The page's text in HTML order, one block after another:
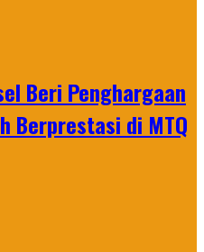
Beri Penghargaan
Berprestasi di MTQ